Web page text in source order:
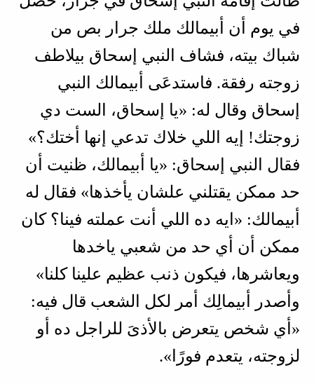
في يوم أن أبيمالك ملك جرار بص من
شباك بيته، فشاف النبي إسحاق بيلاطف
زوجته رفقة. فاستدعَى أبيمالك النبي
إسحاق وقال له: «يا إسحاق، الست دي
زوجتك! إيه اللي خلاك تدعي إنها أختك؟»
فقال النبي إسحاق: «يا أبيمالك، ظنيت أن
حد ممكن يقتلني علشان يأخذها» فقال له
أبيمالك: «ايه ده اللي أنت عملته فينا؟ كان
ممكن أن أي حد من شعبي ياخدها
ويعاشرها، فيكون ذنب عظيم علينا كلنا»
وأصدر أبيمالِك أمر لكل الشعب قال فيه:
«أي شخص يتعرض بالأذىَ للراجل ده أو
لزوجته، يتعدم فورًا».